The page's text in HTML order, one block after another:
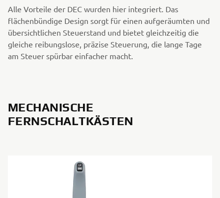
Alle Vorteile der DEC wurden hier integriert. Das
flächenbündige Design sorgt für einen aufgeräumten und
übersichtlichen Steuerstand und bietet gleichzeitig die
gleiche reibungslose, präzise Steuerung, die lange Tage
am Steuer spürbar einfacher macht.
MECHANISCHE
FERNSCHALTKÄSTEN